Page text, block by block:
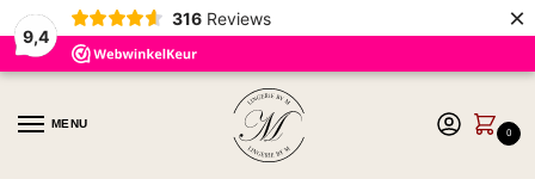
9,4
316 Reviews ×
MENU
0